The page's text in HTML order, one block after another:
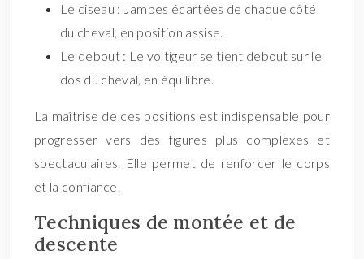
Le ciseau : Jambes écartées de chaque côté
du cheval, en position assise.
Le debout : Le voltigeur se tient debout sur le
dos du cheval, en équilibre.
La maîtrise de ces positions est indispensable pour
progresser vers des figures plus complexes et
spectaculaires. Elle permet de renforcer le corps
et la confiance.
Techniques de montée et de
descente